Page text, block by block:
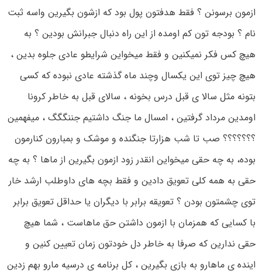
ازمون برسونن ؟ فقط هدفتون پول بود که ازشون بگیرین واسه ثبت
نام ؟ بودجه تون کم اومده از این راه دنبال جبرانش بودین ؟ به
هیچ کس فکر نمیکنین و فقط میخواین شرایطو عادی جلوه بدین ،
هیچ چیز توی این یکسال وچند ماه گذشته عادی نبوده که کسی
بتونه مثل سالا ی قبل درس بخونه ، سالای قبل به خاطر کرونا
اومدین مرداد گرفتین ، امسال ما جنگ داشتیم جننگگگ ، میفهمین
؟؟؟؟؟؟؟ صب تا شب هزارتا جنگنده و موشک و بمبارون کنارمون
بوده، به چه حقی میخواین انقدر زود ازمون بگیرین از ماها ؟ به چه
حقی به همه کلی تعویق دادین و فقط بچه های داوطلب ارشد خار
توی چشمتون بودن ؟ تعویقه برابر با دیگران یا حداقل تعویق برابر
با کسایی که همزمان با ازمون داشتن حق ماهاست ، شما هیچ
حقی ندارین که صرفا به خاطر دل خودتون زمان تعیین کنین و
اینده ی ماهارو به بازی بگیرین ، کل برنامه ی درسیه مارو بهم زدین